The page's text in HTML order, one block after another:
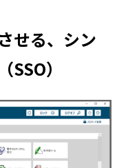
せる、シン
）